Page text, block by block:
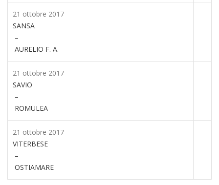
21 ottobre 2017
SANSA
–
AURELIO F. A.
21 ottobre 2017
SAVIO
–
ROMULEA
21 ottobre 2017
VITERBESE
–
OSTIAMARE